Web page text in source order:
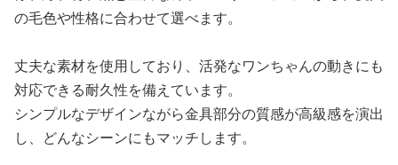
の毛色や性格に合わせて選べます。
丈夫な素材を使用しており、活発なワンちゃんの動きにも
対応できる耐久性を備えています。
シンプルなデザインながら金具部分の質感が高級感を演出
し、どんなシーンにもマッチします。